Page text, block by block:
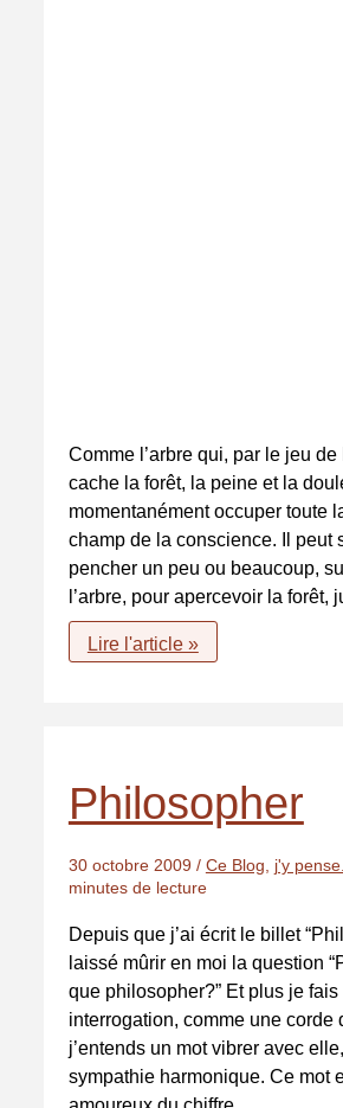
Comme l’arbre qui, par le jeu
cache la forêt, la peine et la
momentanément occuper toute
champ de la conscience. Il peut
pencher un peu ou beaucoup,
l’arbre, pour apercevoir la forêt,
Se
pencher
Lire l'article »
Philosopher
30 octobre 2009 / Ce Blog, j'y
minutes de lecture
Depuis que j’ai écrit le billet
laissé mûrir en moi la question
que philosopher?” Et plus je
interrogation, comme une corde
j’entends un mot vibrer avec
sympathie harmonique. Ce mot